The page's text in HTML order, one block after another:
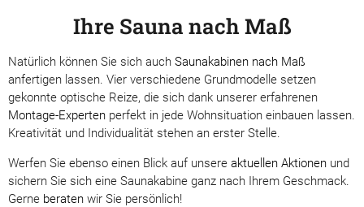
Ihre Sauna nach Maß
Natürlich können Sie sich auch Saunakabinen nach Maß
anfertigen lassen. Vier verschiedene Grundmodelle setzen
gekonnte optische Reize, die sich dank unserer erfahrenen
Montage-Experten perfekt in jede Wohnsituation einbauen lassen.
Kreativität und Individualität stehen an erster Stelle.
Werfen Sie ebenso einen Blick auf unsere aktuellen Aktionen und
sichern Sie sich eine Saunakabine ganz nach Ihrem Geschmack.
Gerne beraten wir Sie persönlich!